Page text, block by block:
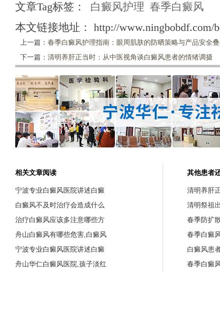
文章Tag标签： 白癜风护理 春季白癜风
本文链接地址： http://www.ningbobdf.com/
上一篇： 春季白癜风护理指南：眼周肌肤的防晒策略与产品安全
下一篇： 清明养肝正当时：从中医视角谈白癜风患者的情绪调摄
相关文章阅读
宁波专业白癜风医院讲述白癜
白癜风不及时治疗会造成什么
治疗白癜风应该多注意哪些方
舟山白癜风有哪些危害,白癜风
宁波专业白癜风医院讲述白癜
舟山华仁白癜风医院,孩子淡红
其他患者
清明养肝
清明祭祖
春季防扩
春季白癜
白癜风患
春季白癜